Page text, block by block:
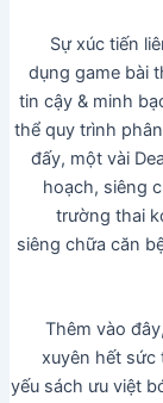
Sự xúc tiến
dụng game bài
tin cậy & minh
thể quy trình
đấy, một vài
hoạch, siêng
trường thai
siêng chữa căn
Thêm vào
xuyên hết sức
yếu sách ưu việt